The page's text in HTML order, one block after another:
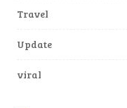
Travel
Update
viral